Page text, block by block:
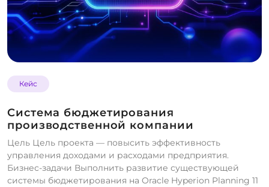
Кейс
Система бюджетирования
производственной компании
Цель Цель проекта — повысить эффективность
управления доходами и расходами предприятия.
Бизнес-задачи Выполнить развитие существующей
системы бюджетирования на Oracle Hyperion Planning 11